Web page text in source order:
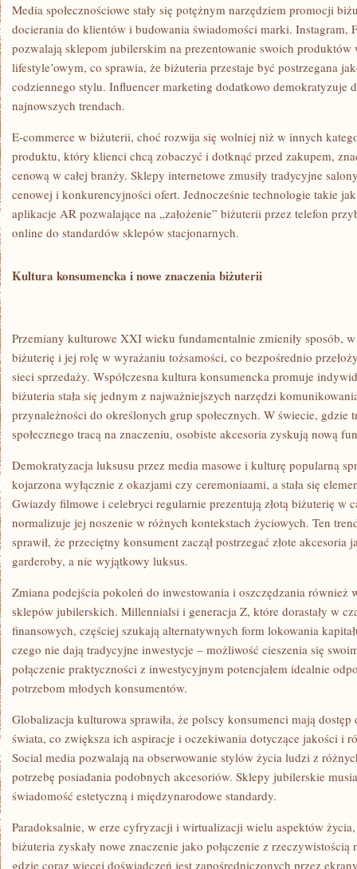
Media społecznościowe stały się potężnym narzędziem promocji
docierania do klientów i budowania świadomości marki. Instagram,
pozwalają sklepom jubilerskim na prezentowanie swoich
lifestyle’owym, co sprawia, że biżuteria przestaje być postrzegana
codziennego stylu. Influencer marketing dodatkowo demokratyzuje
najnowszych trendach.
E-commerce w biżuterii, choć rozwija się wolniej niż w innych
produktu, który klienci chcą zobaczyć i dotknąć przed zakupem,
cenową w całej branży. Sklepy internetowe zmusiły tradycyjne
cenowej i konkurencyjności ofert. Jednocześnie technologie takie
aplikacje AR pozwalające na „założenie” biżuterii przez telefon
online do standardów sklepów stacjonarnych.
Kultura konsumencka i nowe znaczenia biżuterii
Przemiany kulturowe XXI wieku fundamentalnie zmieniły sposób, w
biżuterię i jej rolę w wyrażaniu tożsamości, co bezpośrednio
sieci sprzedaży. Współczesna kultura konsumencka promuje
biżuteria stała się jednym z najważniejszych narzędzi
przynależności do określonych grup społecznych. W świecie, gdzie
społecznego tracą na znaczeniu, osobiste akcesoria zyskują nową
Demokratyzacja luksusu przez media masowe i kulturę popularną
kojarzona wyłącznie z okazjami czy ceremoniaami, a stała się
Gwiazdy filmowe i celebryci regularnie prezentują złotą biżuterię w
normalizuje jej noszenie w różnych kontekstach życiowych. Ten
sprawił, że przeciętny konsument zaczął postrzegać złote akcesoria
garderoby, a nie wyjątkowy luksus.
Zmiana podejścia pokoleń do inwestowania i oszczędzania również
sklepów jubilerskich. Millennialsi i generacja Z, które dorastały w
finansowych, częściej szukają alternatywnych form lokowania
czego nie dają tradycyjne inwestycje – możliwość cieszenia się
połączenie praktyczności z inwestycyjnym potencjałem idealnie
potrzebom młodych konsumentów.
Globalizacja kulturowa sprawiła, że polscy konsumenci mają
świata, co zwiększa ich aspiracje i oczekiwania dotyczące jakości i
Social media pozwalają na obserwowanie stylów życia ludzi z
potrzebę posiadania podobnych akcesoriów. Sklepy jubilerskie
świadomość estetyczną i międzynarodowe standardy.
Paradoksalnie, w erze cyfryzacji i wirtualizacji wielu aspektów
biżuteria zyskały nowe znaczenie jako połączenie z
gdzie coraz więcej doświadczeń jest zapośredniczonych przez